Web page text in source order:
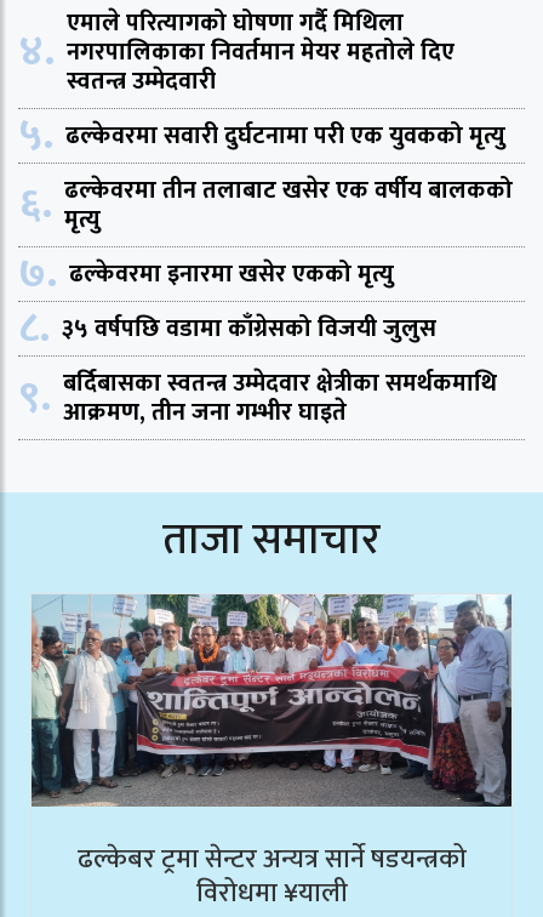
४. एमाले परित्यागको घोषणा गर्दै मिथिला
नगरपालिकाका निवर्तमान मेयर महतोले दिए
स्वतन्त्र उम्मेदवारी
५. ढल्केवरमा सवारी दुर्घटनामा परी एक युवकको मृत्यु
६. ढल्केवरमा तीन तलाबाट खसेर एक वर्षीय बालकको
मृत्यु
७. ढल्केवरमा इनारमा खसेर एकको मृत्यु
८. ३५ वर्षपछि वडामा काँग्रेसको विजयी जुलुस
९. बर्दिबासका स्वतन्त्र उम्मेदवार क्षेत्रीका समर्थकमाथि
आक्रमण, तीन जना गम्भीर घाइते
ताजा समाचार
ढल्केबर ट्रमा सेन्टर अन्यत्र सार्ने षडयन्त्रको
विरोधमा ¥याली